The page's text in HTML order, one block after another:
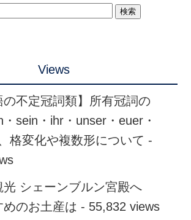
Views
の不定冠詞類】所有冠詞の
sein・ihr・unser・euer・
格変化や複数形について -
光 シェーンブルン宮殿へ
のお土産は - 55,832 views